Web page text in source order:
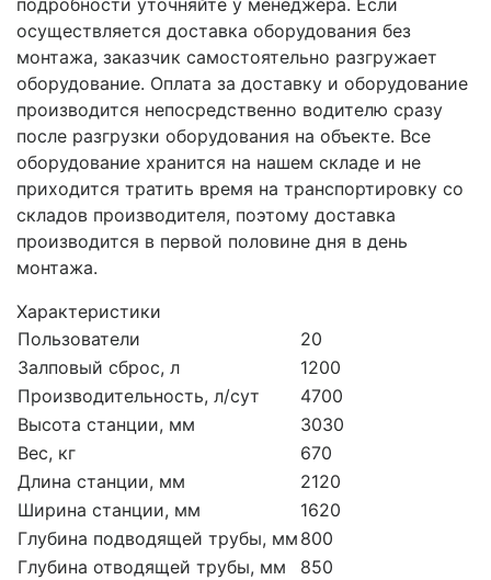
подробности уточняйте у менеджера. Если
осуществляется доставка оборудования без
монтажа, заказчик самостоятельно разгружает
оборудование. Оплата за доставку и оборудование
производится непосредственно водителю сразу
после разгрузки оборудования на объекте. Все
оборудование хранится на нашем складе и не
приходится тратить время на транспортировку со
складов производителя, поэтому доставка
производится в первой половине дня в день
монтажа.
Характеристики
Пользователи
20
Залповый сброс, л
1200
Производительность, л/сут
4700
Высота станции, мм
3030
Вес, кг
670
Длина станции, мм
2120
Ширина станции, мм
1620
Глубина подводящей трубы, мм 800
Глубина отводящей трубы, мм
850